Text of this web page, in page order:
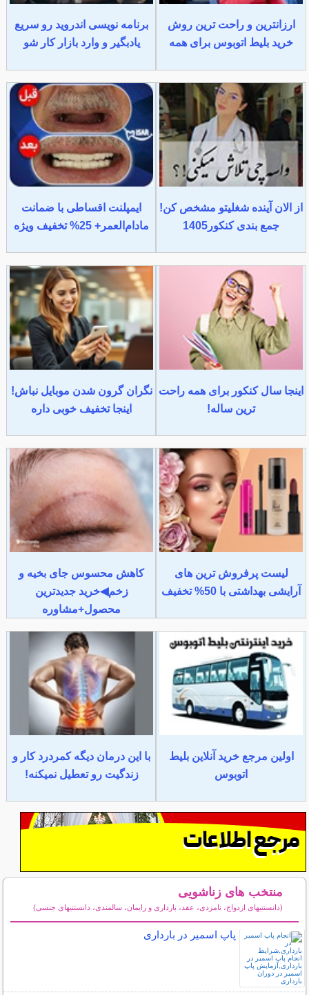
ارزانترین و راحت ترین روش
خرید بلیط اتوبوس برای همه
برنامه نویسی اندروید رو سریع
یادبگیر و وارد بازار کار شو
از الان آینده شغلیتو مشخص کن!
جمع بندی کنکور1405
ایمپلنت اقساطی با ضمانت
مادام‌العمر+ 25% تخفیف ویژه
اینجا سال کنکور برای همه راحت
ترین ساله!
نگران گرون شدن موبایل نباش!
اینجا تخفیف خوبی داره
لیست پرفروش ترین های
آرایشی بهداشتی با 50% تخفیف
کاهش محسوس جای بخیه و
زخم◀خرید جدیدترین
محصول+مشاوره
اولین مرجع خرید آنلاین بلیط
اتوبوس
با این درمان دیگه کمردرد کار و
زندگیت رو تعطیل نمیکنه!
منتخب های زناشویی
(دانستنیهای ازدواج، نامزدی، عقد، بارداری و زایمان، سالمندی، دانستنیهای جنسی)
پاپ اسمیر در بارداری